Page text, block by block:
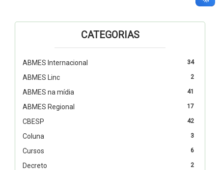
CATEGORIAS
34
ABMES Internacional
2
ABMES Linc
41
ABMES na mídia
17
ABMES Regional
42
CBESP
3
Coluna
6
Cursos
2
Decreto